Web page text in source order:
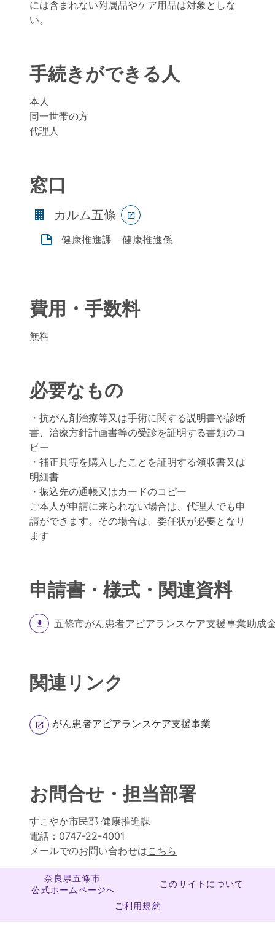
には含まれない附属品やケア用品は対象としな
い。
手続きができる人
本人
同一世帯の方
代理人
窓口
カルム五條
健康推進課 健康推進係
費用・手数料
無料
必要なもの
・抗がん剤治療等又は手術に関する説明書や診断
書、治療方針計画書等の受診を証明する書類のコ
ピー
・補正具等を購入したことを証明する領収書又は
明細書
・振込先の通帳又はカードのコピー
ご本人が申請に来られない場合は、代理人でも申
請ができます。その場合は、委任状が必要となり
ます
申請書・様式・関連資料
五條市がん患者アピアランスケア支援事業助成
関連リンク
がん患者アピアランスケア支援事業
お問合せ・担当部署
すこやか市民部 健康推進課
電話：0747-22-4001
メールでのお問い合わせはこちら
奈良県五條市
公式ホームページへ
このサイトについて
ご利用規約